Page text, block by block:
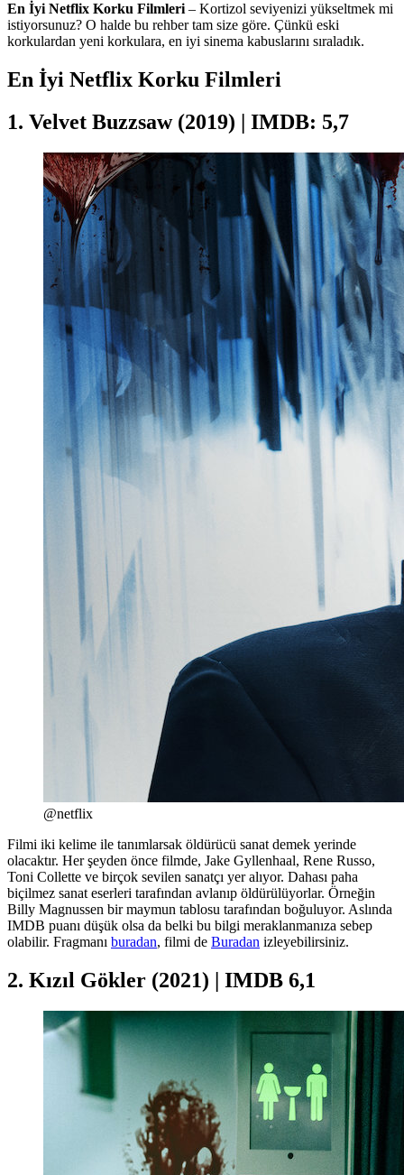
En İyi Netflix Korku Filmleri – Kortizol seviyenizi yükseltmek mi
istiyorsunuz? O halde bu rehber tam size göre. Çünkü eski
korkulardan yeni korkulara, en iyi sinema kabuslarını sıraladık.
En İyi Netflix Korku Filmleri
1. Velvet Buzzsaw (2019) | IMDB: 5,7
@netflix
Filmi iki kelime ile tanımlarsak öldürücü sanat demek yerinde
olacaktır. Her şeyden önce filmde, Jake Gyllenhaal, Rene Russo,
Toni Collette ve birçok sevilen sanatçı yer alıyor. Dahası paha
biçilmez sanat eserleri tarafından avlanıp öldürülüyorlar. Örneğin
Billy Magnussen bir maymun tablosu tarafından boğuluyor. Aslında
IMDB puanı düşük olsa da belki bu bilgi meraklanmanıza sebep
olabilir. Fragmanı buradan, filmi de Buradan izleyebilirsiniz.
2. Kızıl Gökler (2021) | IMDB 6,1